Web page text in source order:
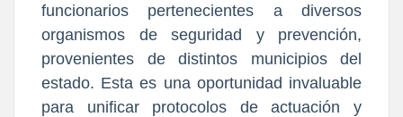
funcionarios pertenecientes a diversos
organismos de seguridad y prevención,
provenientes de distintos municipios del
estado. Esta es una oportunidad invaluable
para unificar protocolos de actuación y